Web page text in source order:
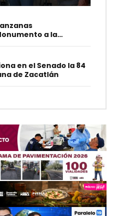
a la
en el Senado la 84
de Zacatlán